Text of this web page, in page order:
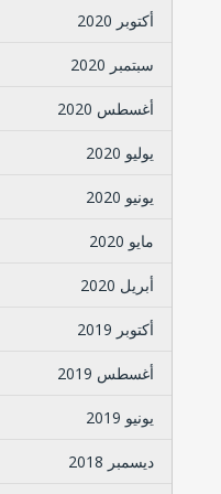
أكتوبر 2020
سبتمبر 2020
أغسطس 2020
يوليو 2020
يونيو 2020
مايو 2020
أبريل 2020
أكتوبر 2019
أغسطس 2019
يونيو 2019
ديسمبر 2018